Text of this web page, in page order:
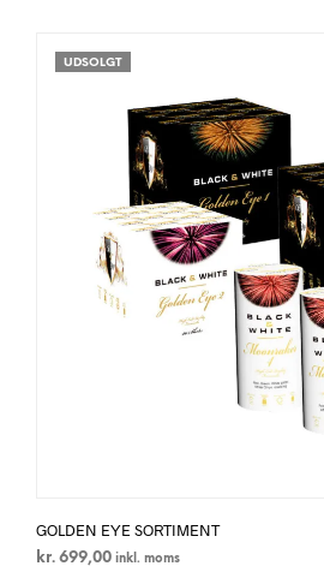
UDSOLGT
GOLDEN EYE SORTIMENT
kr. 699,00 inkl. moms